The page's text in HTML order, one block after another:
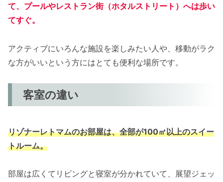
て、プールやレストラン街（ホタルストリート）へは歩い
てすぐ。
アクティブにいろんな施設を楽しみたい人や、移動がラク
な方がいいという方にはとても便利な場所です。
客室の違い
リゾナーレトマムのお部屋は、全部が100㎡以上のスイー
トルーム。
部屋は広くてリビングと寝室が分かれていて、展望ジェッ